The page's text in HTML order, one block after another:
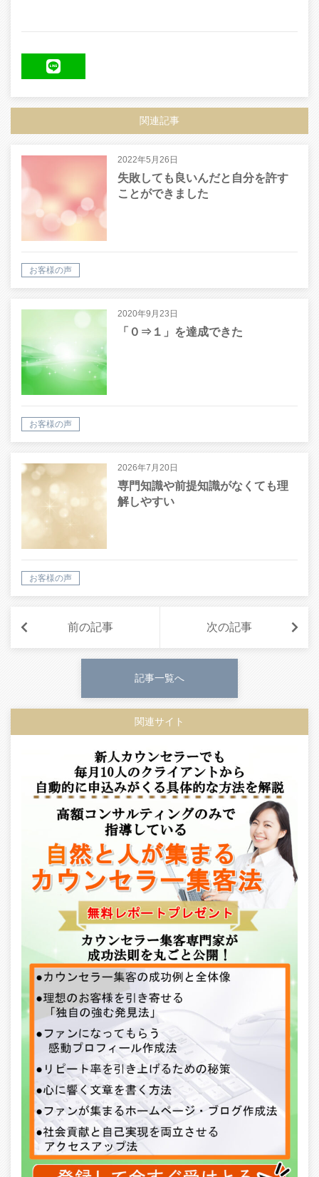
関連記事
2022年5月26日
失敗しても良いんだと自分を許す
ことができました
お客様の声
2020年9月23日
「０⇒１」を達成できた
お客様の声
2026年7月20日
専門知識や前提知識がなくても理
解しやすい
お客様の声
前の記事 次の記事
記事一覧へ
関連サイト